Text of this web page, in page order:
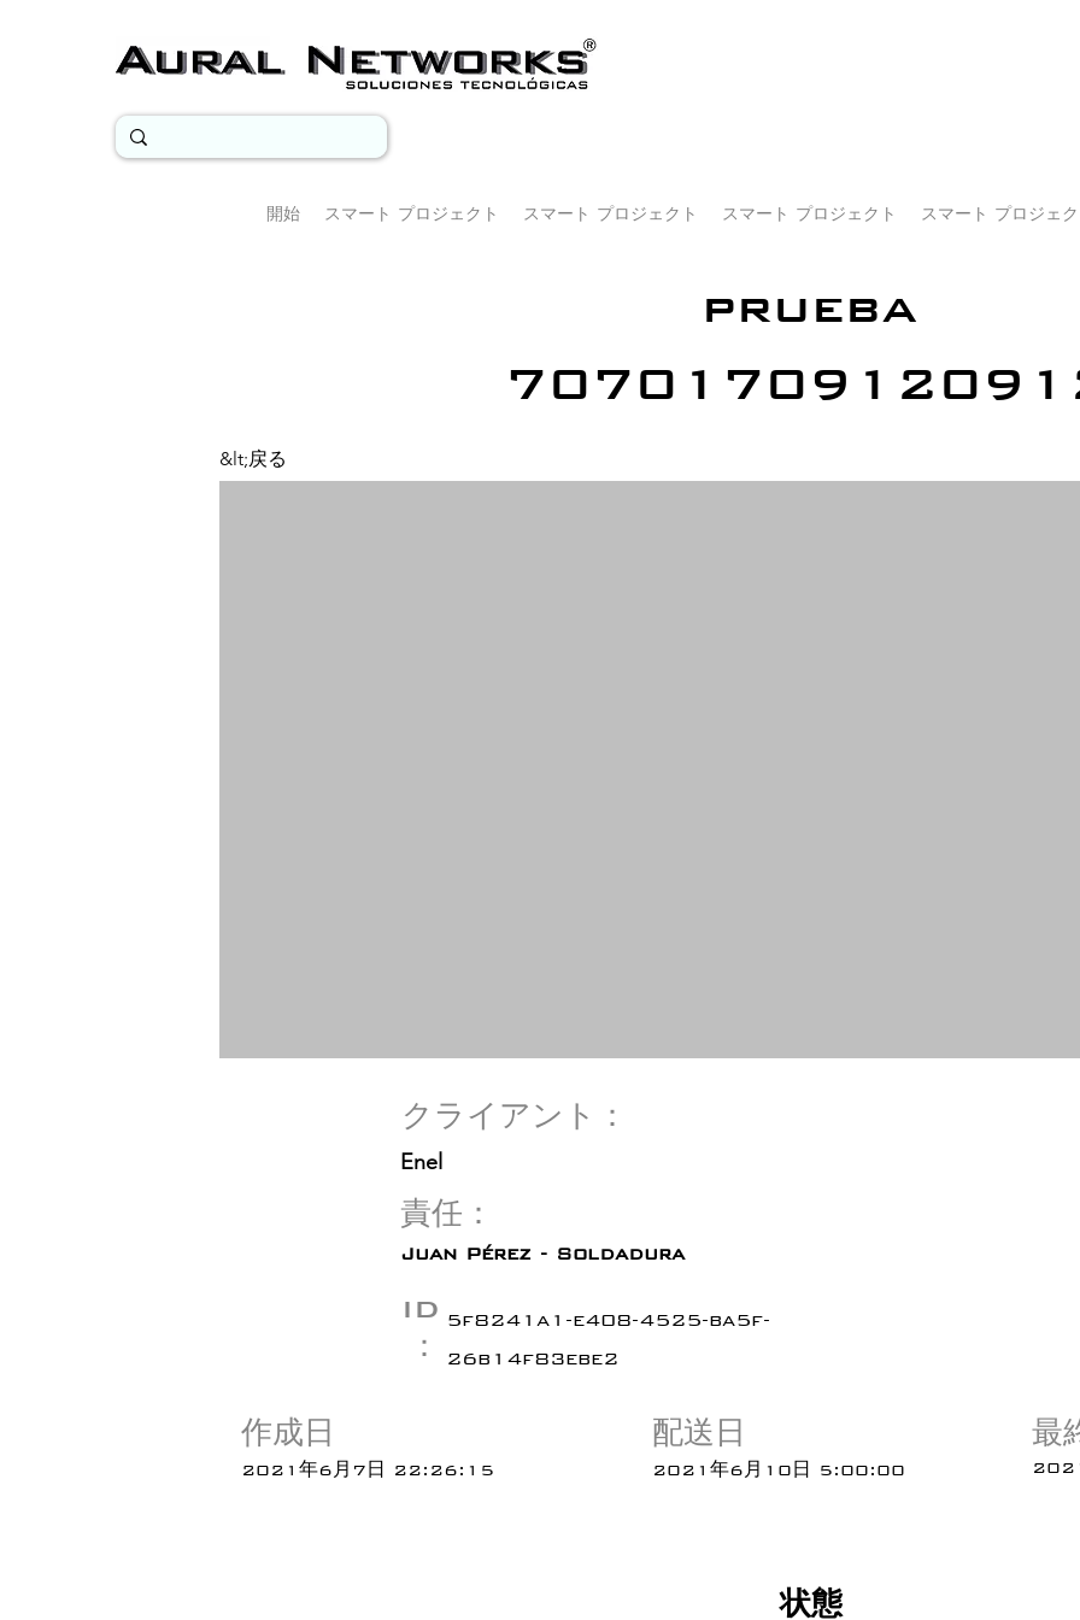
開始 スマート プロジェクト スマート プロジェクト スマート プロジェクト スマート プロジェク
prueba
&lt;戻る
クライアント：
Enel
責任：
Juan Pérez - Soldadura
ID
：
5f8241a1-e408-4525-ba5f-
26b14f83ebe2
配送日
2021年6月10日 5:00:00
最
2021年6月7日 22:26:15
作成日
状態